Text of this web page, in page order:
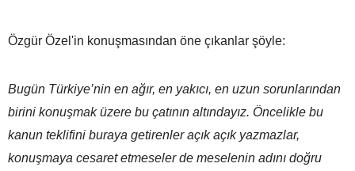
Özgür Özel'in konuşmasından öne çıkanlar şöyle:
Bugün Türkiye’nin en ağır, en yakıcı, en uzun sorunlarından
birini konuşmak üzere bu çatının altındayız. Öncelikle bu
kanun teklifini buraya getirenler açık açık yazmazlar,
konuşmaya cesaret etmeseler de meselenin adını doğru